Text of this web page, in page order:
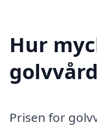
Hur
Prisen for